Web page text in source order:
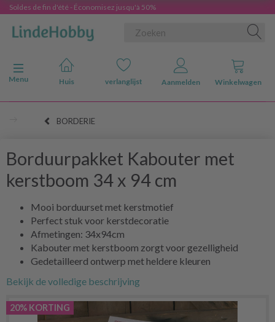
Soldes de fin d'été - Économisez jusqu'à 50%
Navigatie in-/uitschakelen
Menu
Huis verlanglijst Aanmelden Winkelwagen
BORDERIE
Borduurpakket Kabouter met
kerstboom 34 x 94 cm
Mooi borduurset met kerstmotief
Perfect stuk voor kerstdecoratie
Afmetingen: 34x94cm
Kabouter met kerstboom zorgt voor gezelligheid
Gedetailleerd ontwerp met heldere kleuren
Bekijk de volledige beschrijving
20% KORTING